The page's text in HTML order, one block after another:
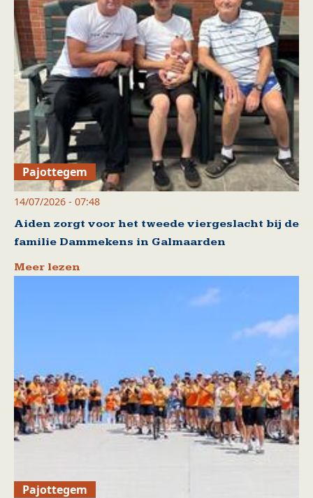
Pajottegem
14/07/2026 - 07:48
Aiden zorgt voor het tweede viergeslacht bij de
familie Dammekens in Galmaarden
Meer lezen
Pajottegem